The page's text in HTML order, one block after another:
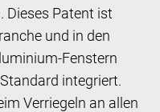
Dieses Patent ist
und in den
Fenstern
integriert.
Verriegeln an allen